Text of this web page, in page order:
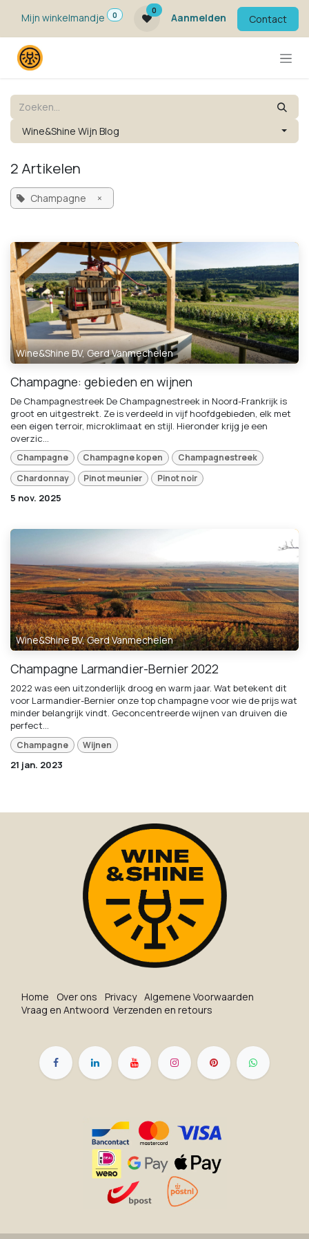
Mijn winkelmandje
0
0
Aanmelden Contact
Wine&Shine Wijn Blog
2 Artikelen
Champagne ×
Wine&Shine BV, Gerd Vanmechelen
Champagne: gebieden en wijnen
De Champagnestreek De Champagnestreek in Noord-Frankrijk is
groot en uitgestrekt. Ze is verdeeld in vijf hoofdgebieden, elk met
een eigen terroir, microklimaat en stijl. Hieronder krijg je een
overzic...
Champagne Champagne kopen
Champagnestreek
Chardonnay
Pinot meunier Pinot noir
5 nov. 2025
Wine&Shine BV, Gerd Vanmechelen
Champagne Larmandier-Bernier 2022
2022 was een uitzonderlijk droog en warm jaar. Wat betekent dit
voor Larmandier-Bernier onze top champagne voor wie de prijs wat
minder belangrijk vindt. Geconcentreerde wijnen van druiven die
perfect...
Champagne Wijnen
21 jan. 2023
Ho​me O​ve​r on​s Privacy Algemene Voorwaarden
Vraag en Antwoord Verzenden en retours